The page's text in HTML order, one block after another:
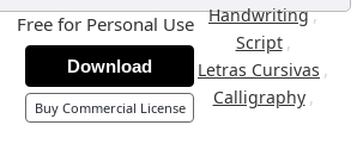
Handwriting,
Script ,
Letras Cursivas ,
Calligraphy ,
Free for Personal Use
Download
Buy Commercial License